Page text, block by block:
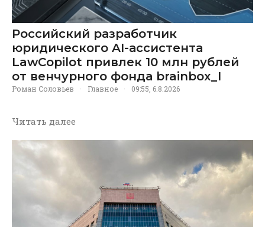
Российский разработчик
юридического AI-ассистента
LawCopilot привлек 10 млн рублей
от венчурного фонда brainbox_I
Роман Соловьев · Главное · 09:55, 6.8.2026
Читать далее